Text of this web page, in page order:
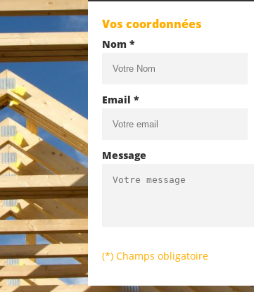
Vos coordonnées
Nom *
Email *
Message
(*) Champs obligatoire